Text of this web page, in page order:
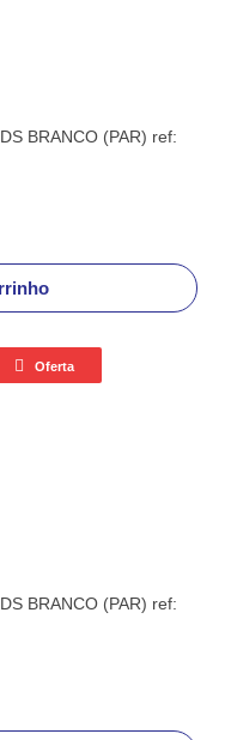
BRANCO (PAR) ref:
Oferta
BRANCO (PAR) ref: